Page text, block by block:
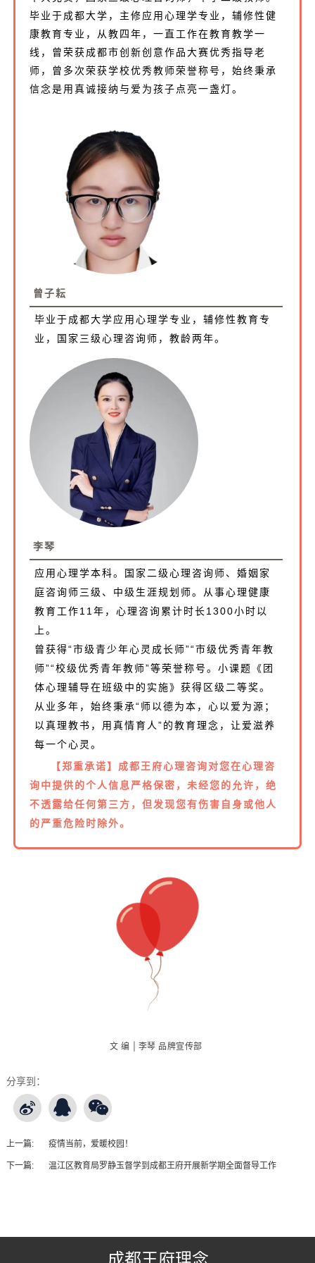
毕业于成都大学，主修应用心理学专业，辅修性健
康教育专业，从教四年，一直工作在教育教学一
线，曾荣获成都市创新创意作品大赛优秀指导老
师，曾多次荣获学校优秀教师荣誉称号，始终秉承
信念是用真诚接纳与爱为孩子点亮一盏灯。
曾子耘
毕业于成都大学应用心理学专业，辅修性教育专
业，国家三级心理咨询师，教龄两年。
李琴
应用心理学本科。国家二级心理咨询师、婚姻家
庭咨询师三级、中级生涯规划师。从事心理健康
教育工作11年，心理咨询累计时长1300小时以
上。
曾获得“市级青少年心灵成长师”“市级优秀青年教
师”“校级优秀青年教师”等荣誉称号。小课题《团
体心理辅导在班级中的实施》获得区级二等奖。
从业多年，始终秉承“师以德为本，心以爱为源；
以真理教书，用真情育人”的教育理念，让爱滋养
每一个心灵。
【郑重承诺】 成都王府心理咨询对您在心理咨
询中提供的个人信息严格保密，未经您的允许，绝
不透露给任何第三方，但发现您有伤害自身或他人
的严重危险时除外。
文 编 | 李琴 品牌宣传部
分享到：
上一篇: 疫情当前，爱暖校园！
下一篇: 温江区教育局罗静玉督学到成都王府开展新学期全面督导工作
成都王府理念